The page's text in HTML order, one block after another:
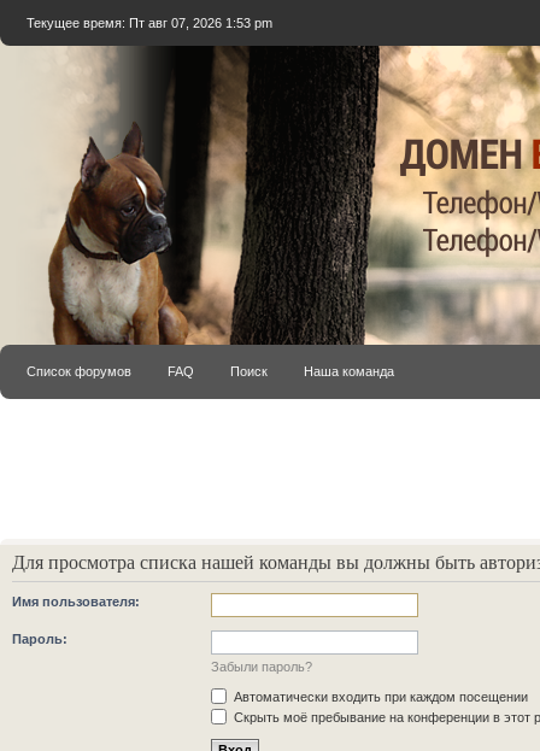
Текущее время: Пт авг 07, 2026 1:53 pm
Список форумов FAQ Поиск Наша команда
Для просмотра списка нашей команды вы должны быть
Имя пользователя:
Пароль:
Забыли пароль?
Автоматически входить при каждом посещении
Скрыть моё пребывание на конференции в этот